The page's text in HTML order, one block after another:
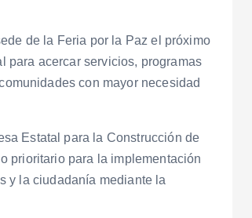
de la Feria por la Paz el próximo
para acercar servicios, programas
con mayor necesidad
Estatal para la Construcción de
prioritario para la implementación
y la ciudadanía mediante la